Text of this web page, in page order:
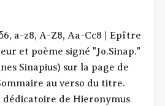
a-z8, A-Z8, Aa-Cc8 | Epître
et poème signé "Jo.Sinap."
Sinapius) sur la page de
au verso du titre.
de Hieronymus